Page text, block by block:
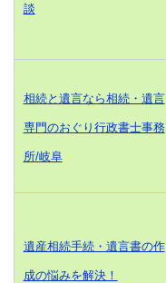
談
相続と遺言なら相続・遺言
専門のおぐり行政書士事務
所/岐阜
遺産相続手続・遺言書の作
成の悩みを解決！